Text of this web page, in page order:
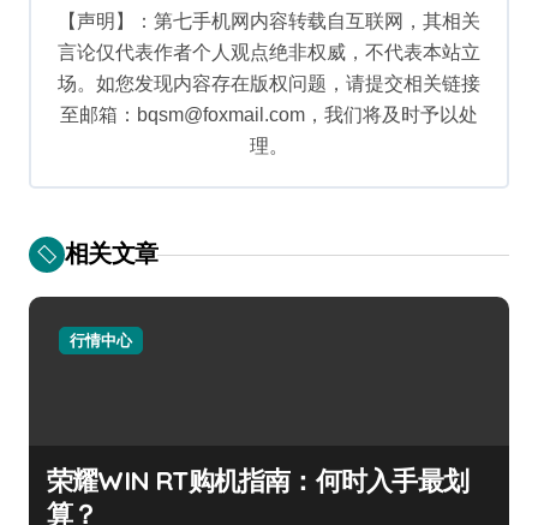
【声明】：第七手机网内容转载自互联网，其相关
言论仅代表作者个人观点绝非权威，不代表本站立
场。如您发现内容存在版权问题，请提交相关链接
至邮箱：bqsm@foxmail.com，我们将及时予以处
理。
相关文章
行情中心
荣耀WIN RT购机指南：何时入手最划
算？